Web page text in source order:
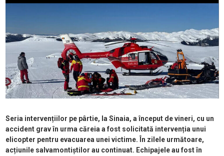
Seria intervențiilor pe pârtie, la Sinaia, a început de vineri, cu un
accident grav în urma căreia a fost solicitată intervenția unui
elicopter pentru evacuarea unei victime. În zilele următoare,
acțiunile salvamontiștilor au continuat. Echipajele au fost în